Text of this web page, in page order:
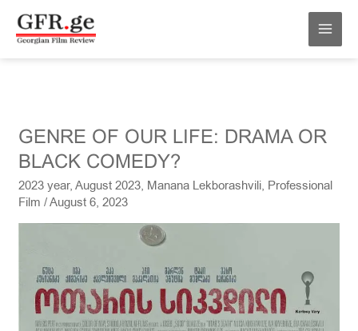
content
GENRE OF OUR LIFE: DRAMA OR
BLACK COMEDY?
2023 year,August 2023, Manana Lekborashvili, Professional
Film /August 6, 2023
GENRE
OF
OUR
LIFE:
DRAMA
COMEDY?